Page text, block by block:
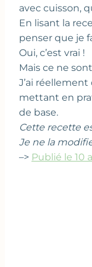
avec cuisson,
En lisant la
penser que je
Oui, c’est vrai !
Mais ce ne
J’ai
mettant en
de base.
Cette recette
Je ne la
–> Publié le 10